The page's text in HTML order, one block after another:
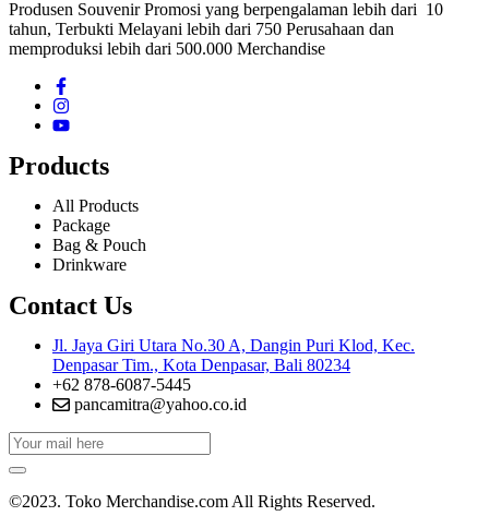
Produsen Souvenir Promosi yang berpengalaman lebih dari 10
tahun, Terbukti Melayani lebih dari 750 Perusahaan dan
memproduksi lebih dari 500.000 Merchandise
Products
All Products
Package
Bag & Pouch
Drinkware
Contact Us
Jl. Jaya Giri Utara No.30 A, Dangin Puri Klod, Kec.
Denpasar Tim., Kota Denpasar, Bali 80234
+62 878-6087-5445
pancamitra@yahoo.co.id
©2023. Toko Merchandise.com All Rights Reserved.